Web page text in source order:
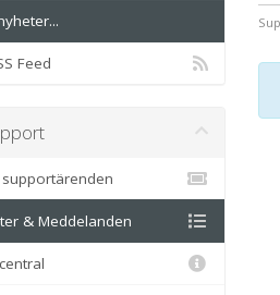
Feed
& Meddelanden